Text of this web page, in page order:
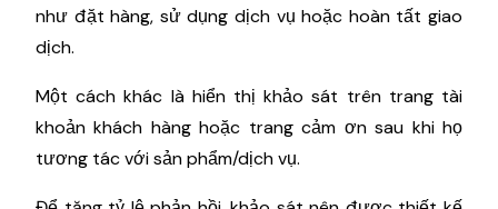
như đặt hàng, sử dụng dịch vụ hoặc hoàn tất giao
dịch.
Một cách khác là hiển thị khảo sát trên trang tài
khoản khách hàng hoặc trang cảm ơn sau khi họ
tương tác với sản phẩm/dịch vụ.